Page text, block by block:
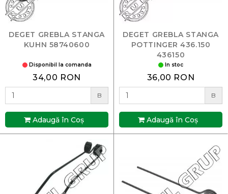
DEGET GREBLA STANGA
KUHN 58740600
Disponibil la comanda
34,00 RON
B
Adaugă în Coş
DEGET GREBLA STANGA
POTTINGER 436.150
436150
In stoc
36,00 RON
B
Adaugă în Coş